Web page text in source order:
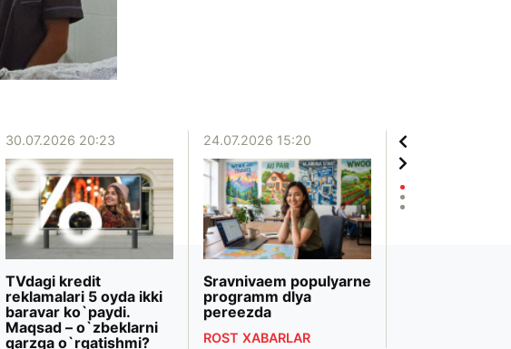
30.07.2026 20:23
TVdagi kredit
reklamalari 5 oyda ikki
baravar ko`paydi.
Maqsad – o`zbeklarni
qarzga o`rgatishmi?
24.07.2026 15:20
Sravnivaem populyarne
programm dlya
pereezda
ROST XABARLAR
20.07.2026 12:06